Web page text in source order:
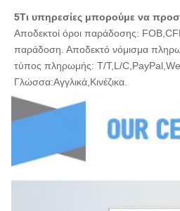
5Τι υπηρεσίες μπορούμε να
Αποδεκτοί όροι παράδοσης:
παράδοση. Αποδεκτό νόμισμα
τύπος πληρωμής: T/T,L/
Γλώσσα:Αγγλικά,Κινέζικα.